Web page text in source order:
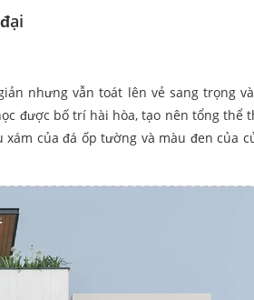
nhưng vẫn toát lên vẻ sang trọng
được bố trí hài hòa, tạo nên tổng thể
của đá ốp tường và màu đen của